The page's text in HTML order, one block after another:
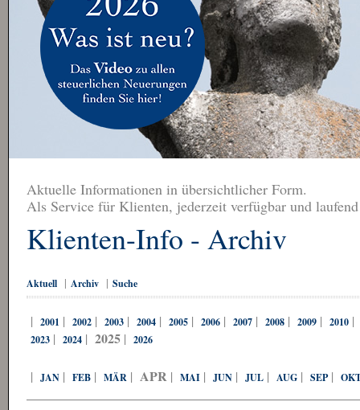
Aktuelle Informationen in übersichtlicher Form.
Als Service für Klienten, jederzeit verfügbar und
Klienten-Info - Archiv
Aktuell | Archiv | Suche
| 2001 | 2002 | 2003 | 2004 | 2005 | 2006 | 2007 | 2008 | 2009 | 2010
2023 | 2024 | 2025 | 2026
| JAN | FEB | MÄR | APR | MAI | JUN | JUL | AUG | SEP|